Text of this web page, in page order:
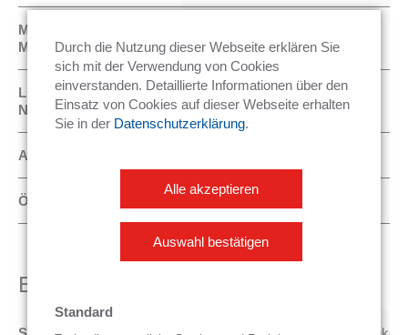
MP Manometer -
Mitteldruck
LP Manometer -
Niederdruck
-1 … 15 bar
Arbeitstemperaturbereich
Ölsammler 700 ml
Elektrische Anschlüsse
Durch die Nutzung dieser Webseite erklären Sie
sich mit der Verwendung von Cookies
einverstanden. Detaillierte Informationen über den
Einsatz von Cookies auf dieser Webseite erhalten
Sie in der Datenschutzerklärung.
Auswahl bestätigen
Alle akzeptieren
Standard